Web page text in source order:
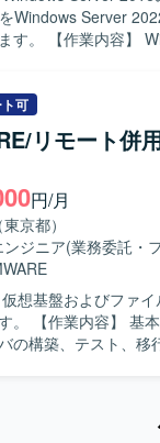
、安定したシステ
チームの一員として
ることができます。 【開発環境】 Windows/
境にて、VMware/
ファイルサーバ
Windows Server
Microsoft Configuration
デート、テスト検証
ブリッド環境におけ
像】 Microsoft
的に計画立案から
移行プロジェクト
トとして、ハイブリッド環境
ー群のOSアップデ
Serverおよび
案件における市場価値向上が
Manager（MCM）
す。
可
リモート
円/月
京都）
ジニア(業務委託・
仮想基盤およびファ
想基盤および
の構築、テスト、